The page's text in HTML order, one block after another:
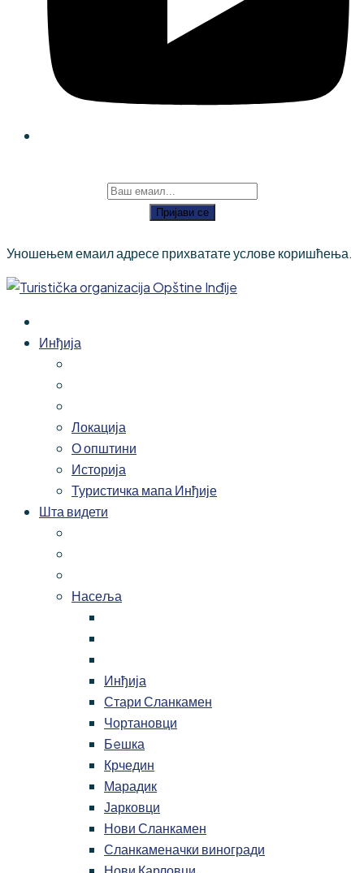
Пријави се
Уношењем емаил адресе прихватате услове коришћења.
Инђија
Локација
О општини
Историја
Туристичка мапа Инђије
Шта видети
Насеља
Инђија
Стари Сланкамен
Чортановци
Бeшка
Крчедин
Марадик
Јарковци
Нови Сланкамен
Сланкаменачки виногради